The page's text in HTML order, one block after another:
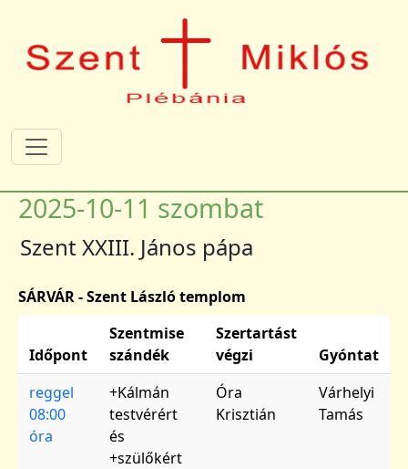
2025-10-11 szombat
Szent XXIII. János pápa
SÁRVÁR - Szent László templom
Időpont
Szentmise
szándék
Szertartást
végzi
Gyóntat
reggel
08:00
óra
+Kálmán
testvérért
és
+szülőkért
Óra
Krisztián
Várhelyi
Tamás